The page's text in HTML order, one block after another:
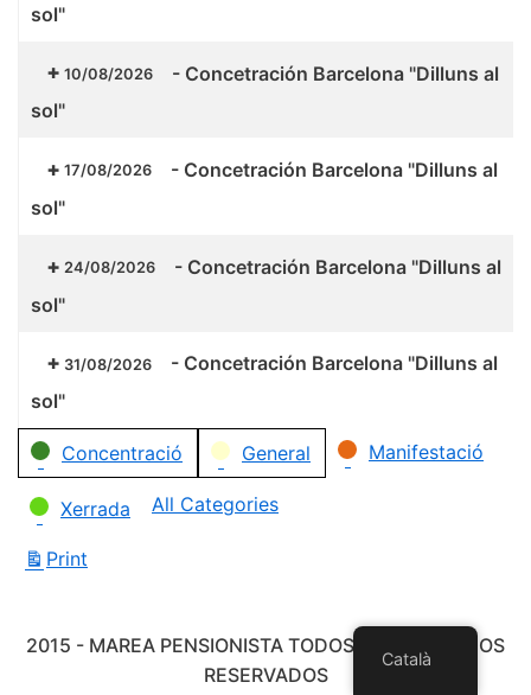
sol"
10/08/2026 - Concetración Barcelona "Dilluns al
sol"
17/08/2026 - Concetración Barcelona "Dilluns al
sol"
24/08/2026 - Concetración Barcelona "Dilluns al
sol"
31/08/2026 - Concetración Barcelona "Dilluns al
sol"
Categories
Concentració General Manifestació
Xerrada All Categories
Print
2015 - MAREA PENSIONISTA TODOS LOS DERECHOS
RESERVADOS
Català